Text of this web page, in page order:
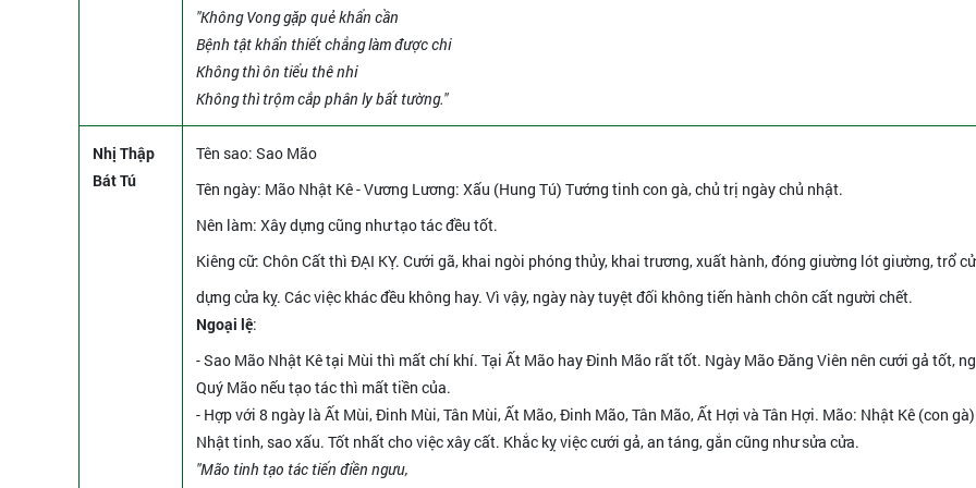
"Không Vong gặp quẻ khẩn cần
Bệnh tật khẩn thiết chẳng làm được chi
Không thì ôn tiểu thê nhi
Không thì trộm cắp phân ly bất tường."
Nhị Thập
Bát Tú
Tên sao: Sao Mão
Tên ngày: Mão Nhật Kê - Vương Lương: Xấu (Hung Tú) Tướng tinh con gà, chủ trị ngày chủ nhật.
Nên làm: Xây dựng cũng như tạo tác đều tốt.
Kiêng cữ: Chôn Cất thì ĐẠI KỴ. Cưới gã, khai ngòi phóng thủy, khai trương, xuất hành, đóng giường lót giường, trổ
dựng cửa kỵ. Các việc khác đều không hay. Vì vậy, ngày này tuyệt đối không tiến hành chôn cất người chết.
Ngoại lệ:
- Sao Mão Nhật Kê tại Mùi thì mất chí khí. Tại Ất Mão hay Đinh Mão rất tốt. Ngày Mão Đăng Viên nên cưới gả tốt,
Quý Mão nếu tạo tác thì mất tiền của.
- Hợp với 8 ngày là Ất Mùi, Đinh Mùi, Tân Mùi, Ất Mão, Đinh Mão, Tân Mão, Ất Hợi và Tân Hợi. Mão: Nhật Kê (con
Nhật tinh, sao xấu. Tốt nhất cho việc xây cất. Khắc kỵ việc cưới gả, an táng, gắn cũng như sửa cửa.
"Mão tinh tạo tác tiến điền ngưu,